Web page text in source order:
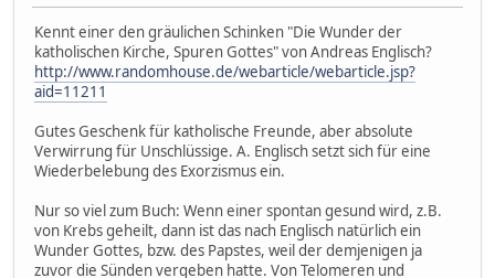
Kennt einer den gräulichen Schinken "Die Wunder der
katholischen Kirche, Spuren Gottes" von Andreas Englisch?
http://www.randomhouse.de/webarticle/webarticle.jsp?
aid=11211
Gutes Geschenk für katholische Freunde, aber absolute
Verwirrung für Unschlüssige. A. Englisch setzt sich für eine
Wiederbelebung des Exorzismus ein.
Nur so viel zum Buch: Wenn einer spontan gesund wird, z.B.
von Krebs geheilt, dann ist das nach Englisch natürlich ein
Wunder Gottes, bzw. des Papstes, weil der demjenigen ja
zuvor die Sünden vergeben hatte. Von Telomeren und